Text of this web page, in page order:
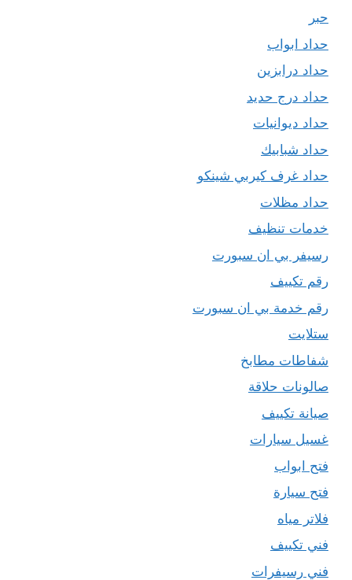
حبر
حداد ابواب
حداد درابزين
حداد درج حديد
حداد ديوانيات
حداد شبابيك
حداد غرف كيربي شينكو
حداد مظلات
خدمات تنظيف
رسيفر بي ان سبورت
رقم تكييف
رقم خدمة بي ان سبورت
ستلايت
شفاطات مطابخ
صالونات حلاقة
صيانة تكييف
غسيل سيارات
فتح ابواب
فتح سيارة
فلاتر مياه
فني تكييف
فني رسيفرات